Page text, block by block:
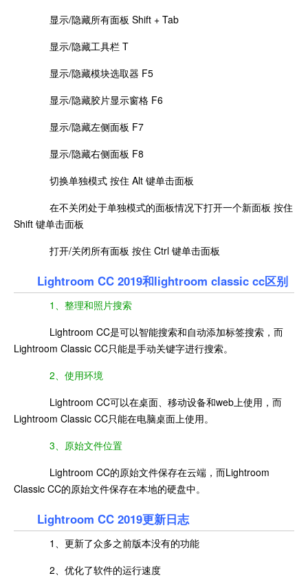
显示/隐藏所有面板 Shift + Tab
显示/隐藏工具栏 T
显示/隐藏模块选取器 F5
显示/隐藏胶片显示窗格 F6
显示/隐藏左侧面板 F7
显示/隐藏右侧面板 F8
切换单独模式 按住 Alt 键单击面板
在不关闭处于单独模式的面板情况下打开一个新面板 按住
Shift 键单击面板
打开/关闭所有面板 按住 Ctrl 键单击面板
Lightroom CC 2019和lightroom classic cc区别
1、整理和照片搜索
Lightroom CC是可以智能搜索和自动添加标签搜索，而
Lightroom Classic CC只能是手动关键字进行搜索。
2、使用环境
Lightroom CC可以在桌面、移动设备和web上使用，而
Lightroom Classic CC只能在电脑桌面上使用。
3、原始文件位置
Lightroom CC的原始文件保存在云端，而Lightroom
Classic CC的原始文件保存在本地的硬盘中。
Lightroom CC 2019更新日志
1、更新了众多之前版本没有的功能
2、优化了软件的运行速度